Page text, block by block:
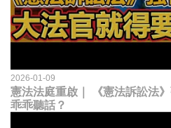
2026-01-09
憲法法庭重啟｜ 《憲法訴訟法
乖乖聽話？